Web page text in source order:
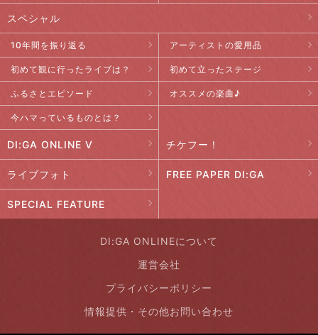
スペシャル
10年間を振り返る アーティストの愛用品
初めて観に行ったライブは？ 初めて立ったステージ
ふるさとエピソード オススメの楽曲♪
今ハマっているものとは？
DI:GA ONLINE V チケフー！
ライブフォト FREE PAPER DI:GA
SPECIAL FEATURE
DI:GA ONLINEについて
運営会社
プライバシーポリシー
情報提供・その他お問い合わせ